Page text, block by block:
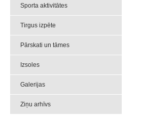
Sporta aktivitātes
Tirgus izpēte
Pārskati un tāmes
Izsoles
Galerijas
Ziņu arhīvs